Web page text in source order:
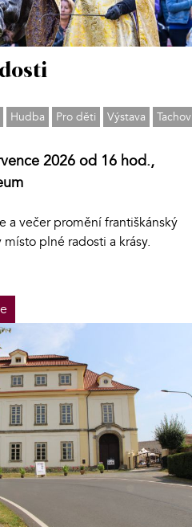
Hudba Pro děti Výstava Tachov
2026 od 16 hod.,
a večer promění františkánský
místo plné radosti a krásy.